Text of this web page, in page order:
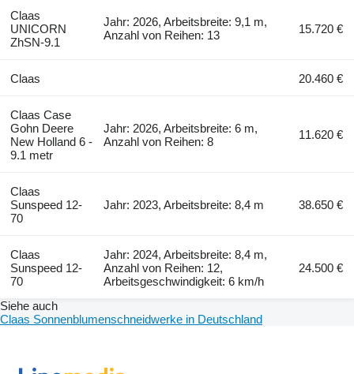
Claas
UNICORN
ZhSN-9.1
Jahr: 2026, Arbeitsbreite: 9,1 m,
Anzahl von Reihen: 13
15.720 €
Claas 20.460 €
Claas Case
Gohn Deere
New Holland 6 -
9.1 metr
Jahr: 2026, Arbeitsbreite: 6 m,
Anzahl von Reihen: 8
11.620 €
Claas
Sunspeed 12-
70
Jahr: 2023, Arbeitsbreite: 8,4 m 38.650 €
Claas
Sunspeed 12-
70
Jahr: 2024, Arbeitsbreite: 8,4 m,
Anzahl von Reihen: 12,
Arbeitsgeschwindigkeit: 6 km/h
24.500 €
Siehe auch
Claas Sonnenblumenschneidwerke in Deutschland